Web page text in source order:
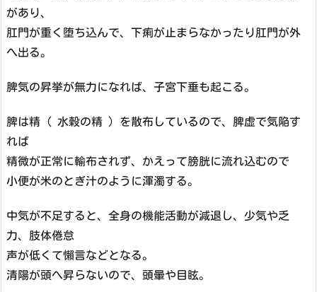
があり、
肛門が重く堕ち込んで、下痢が止まらなかったり肛門が外
へ出る。
脾気の昇挙が無力になれば、子宮下垂も起こる。
脾は精 ( 水穀の精 ) を散布しているので、脾虚で気陥す
れば
精微が正常に輸布されず、かえって膀胱に流れ込むので
小便が米のとぎ汁のように渾濁する。
中気が不足すると、全身の機能活動が減退し、少気や乏
力、肢体倦怠
声が低くて懶言などとなる。
清陽が頭へ昇らないので、頭暈や目眩。